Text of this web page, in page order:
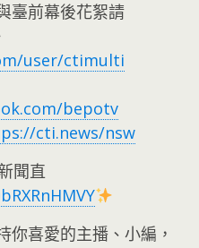
臺前幕後花絮請
user/ctimulti
bepotv
cti.news/nsw
聞直
你喜愛的主播、小編，